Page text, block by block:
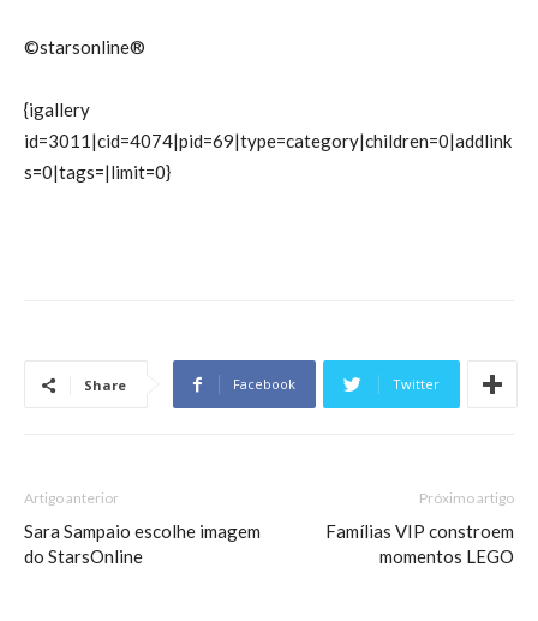
©starsonline®
{igallery
id=3011|cid=4074|pid=69|type=category|children=0|addlink
s=0|tags=|limit=0}
Share Facebook Twitter
Artigo anterior
Sara Sampaio escolhe imagem
do StarsOnline
Próximo artigo
Famílias VIP constroem
momentos LEGO